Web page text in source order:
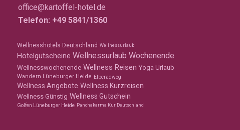
office@kartoffel-hotel.de
Telefon: +49 5841/1360
Wellnesshotels Deutschland Wellnessurlaub
Hotelgutscheine Wellnessurlaub Wochenende
Wellnesswochenende Wellness Reisen Yoga Urlaub
Wandern Lüneburger Heide Elberadweg
Wellness Angebote Wellness Kurzreisen
Wellness Günstig Wellness Gutschein
Golfen Lüneburger Heide Panchakarma Kur Deutschland